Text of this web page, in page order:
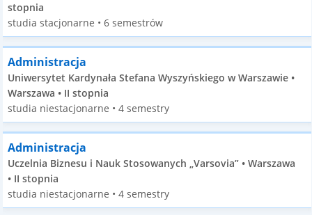
stopnia
studia stacjonarne • 6 semestrów
Administracja
Uniwersytet Kardynała Stefana Wyszyńskiego w Warszawie •
Warszawa • II stopnia
studia niestacjonarne • 4 semestry
Administracja
Uczelnia Biznesu i Nauk Stosowanych „Varsovia” • Warszawa
• II stopnia
studia niestacjonarne • 4 semestry